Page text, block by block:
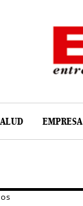
EMPRESA